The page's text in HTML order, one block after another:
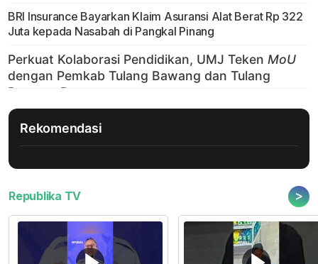
BRI Insurance Bayarkan Klaim Asuransi Alat Berat Rp 322
Juta kepada Nasabah di Pangkal Pinang
Rekomendasi
Republika TV >